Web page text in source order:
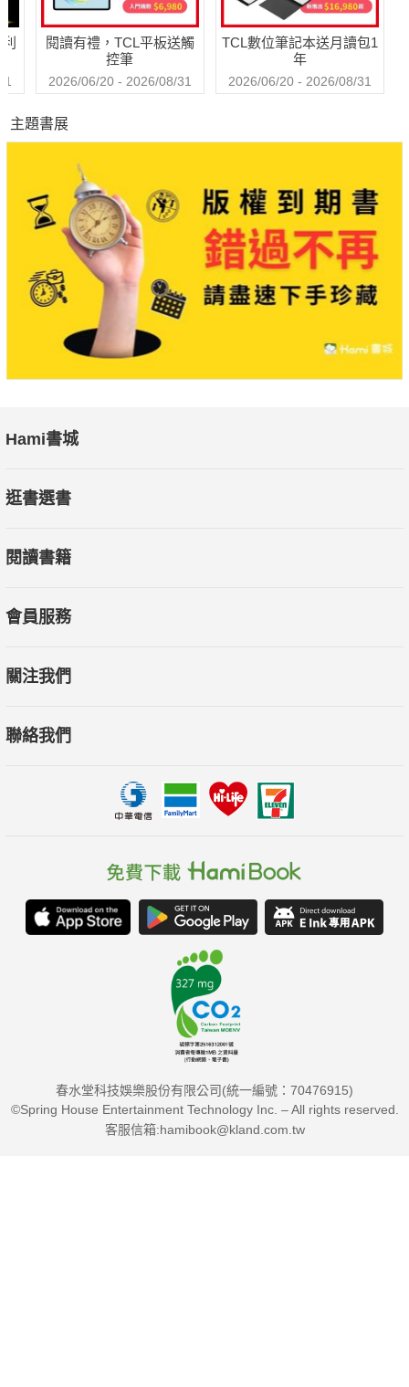
一則有趣又感人並富有鮮明環保主題的冒險故事。
感動人心的真實故事搬上大銀幕。
◆鐵達尼號 3D
◆強 艾德格
逼真的場景設計與特效化妝，帶領觀眾進入胡佛的個人及政治世
界。
專欄
COLUMN
◆選片指南
2012金馬奇幻影展10大名家電影推薦
PORTRAITS
◆國賓開麥拉
◆本月上映新片
閱讀有禮，TCL平板送觸
控筆
2026/06/20 - 2026/08/31
TCL數位筆記本送月讀包1
年
2026/06/20 - 2026/08/31
主題書展
Hami書城
逛書選書
閱讀書籍
會員服務
關注我們
聯絡我們
春水堂科技娛樂股份有限公司(統一編號：70476915)
©Spring House Entertainment Technology Inc. – All rights reserved.
客服信箱:hamibook@kland.com.tw